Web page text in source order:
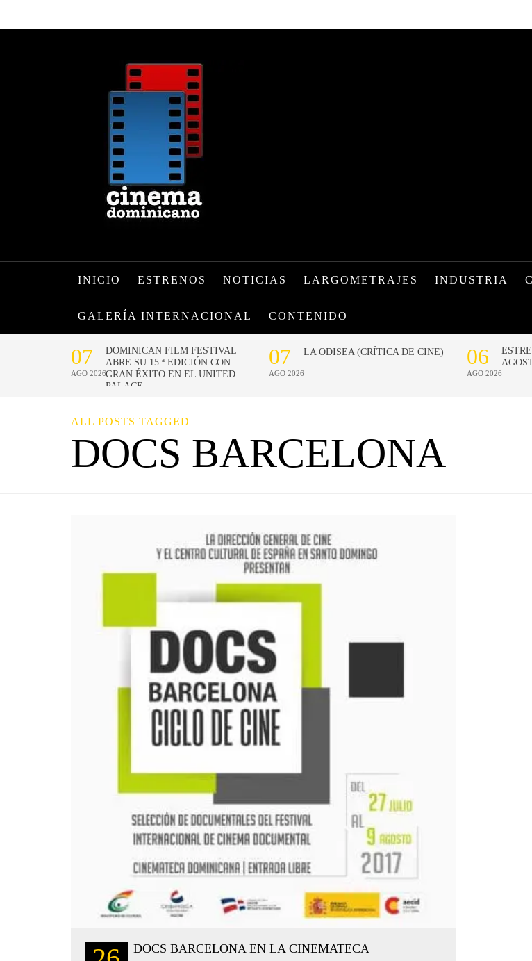
INICIO ESTRENOS NOTICIAS LARGOMETRAJES INDUSTRIA
GALERÍA INTERNACIONAL CONTENIDO
ALL POSTS TAGGED
DOCS BARCELONA
DOCS BARCELONA EN LA CINEMATECA